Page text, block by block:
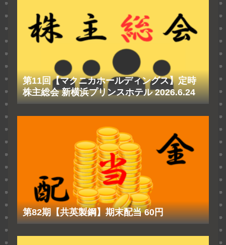
第11回【マクニカホールディングス】定時
株主総会 新横浜プリンスホテル 2026.6.24
第82期【共英製鋼】期末配当 60円